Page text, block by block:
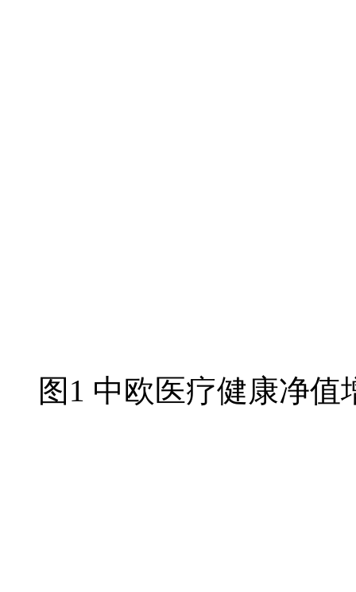
图1 中欧医疗健康净值